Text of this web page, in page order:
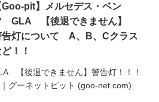
Goo-pit】メルセデス・ベン
GLA 【後退できません】
告灯について A、B、Cクラス
！！
【後退できません】警告灯！！！
グーネットピット (goo-net.com)